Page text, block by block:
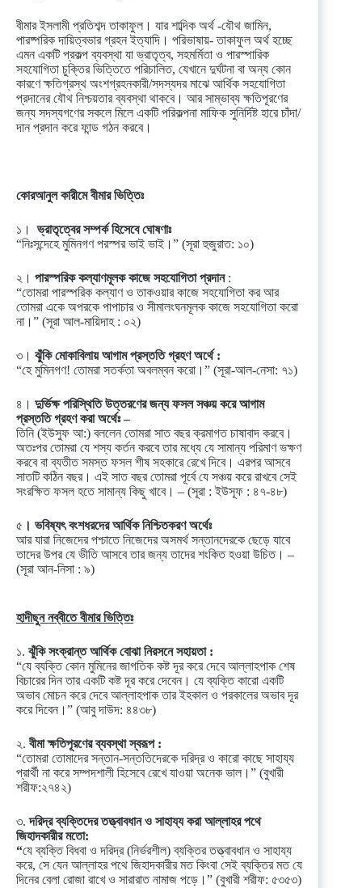
বীমার ইসলামী প্রতিশব্দ তাকাফুল। যার শাব্দিক অর্থ -যৌথ জামিন,
পারষ্পরিক দায়িত্বভার গ্রহন ইত্যাদি। পরিভাষায়- তাকাফুল অর্থ হচ্ছে
এমন একটি প্রকল্প ব্যবস্থা যা ভ্রাতৃত্ব, সহমর্মিতা ও পারস্পারিক
সহযোগিতা চুক্তির ভিত্তিতে পরিচালিত, যেখানে দুর্ঘটনা বা অন্য কোন
কারণে ক্ষতিগ্রস্থ অংশগ্রহনকারী/সদস্যদর মাঝে আর্থিক সহযোগিতা
প্রদানের যৌথ নিশ্চয়তার ব্যবস্থা থাকবে। আর সাম্ভাব্য ক্ষতিপূরণের
জন্য সদস্যগণের সকলে মিলে একটি পরিকল্পনা মাফিক সুনির্দিষ্ট হারে চাঁদা/
দান প্রদান করে ফান্ড গঠন করবে।
কোরআনুল কারীমে বীমার ভিত্তিঃ
১।ভ্রাতৃত্বের সম্পর্ক হিসেবে ঘোষণাঃ
“নিঃসন্দেহে মুমিনগণ পরস্পর ভাই ভাই।” (সূরা হুজুরাত: ১০)
২। পারস্পরিক কল্যাণমূলক কাজে সহযোগিতা প্রদান:
“তোমরা পারস্পরিক কল্যাণ ও তাকওয়ার কাজে সহযোগিতা কর আর
তোমরা একে অপরকে পাপাচার ও সীমালংঘনমূলক কাজে সহযোগিতা করো
না।” (সূরা আল-মায়িদাহ : ০২)
৩। ঝুঁকি মোকাবিলায় আগাম প্রস্ততি গ্রহণ অর্থে :
“হে মুমিনগণ! তোমরা সতর্কতা অবলম্বন করো।” (সূরা-আল-নেসা: ৭১)
৪। দুর্ভিক্ষ পরিস্থিতি উত্তরণের জন্য ফসল সঞ্চয় করে আগাম
প্রস্ততি গ্রহণ করা অর্থেঃ –
তিনি (ইউসুফ আ:) বললেন তোমরা সাত বছর ক্রমাগত চাষাবাদ করবে।
অতঃপর তোমরা যে শস্য কর্তন করবে তার মধ্যে যে সামান্য পরিমাণ ভক্ষণ
করবে বা ব্যতীত সমস্ত ফসল শীষ সহকারে রেখে দিবে। এরপর আসবে
সাতটি কঠিন বছর। এই সাত বছর তোমরা পূর্বে যে সঞ্চয় করে রাখবে সেই
সংরক্ষিত ফসল হতে সামান্য কিছু খাবে। – (সূরা : ইউসূফ : ৪৭-৪৮)
৫ । ভবিষ্যৎ বংশধরদের আর্থিক নিশ্চিতকরণ অর্থেঃ
আর যারা নিজেদের পশ্চাতে নিজেদের অসমর্থ সন্তানদেরকে ছেড়ে যাবে
তাদের উপর যে ভীতি আসবে তার জন্য তাদের শংকিত হওয়া উচিত। –
(সূরা আন-নিসা : ৯)
হাদীছুন নব্বীতে বীমার ভিত্তিঃ
১. ঝুঁকি সংক্রান্ত আর্থিক বোঝা নিরসনে সহায়তা :
“যে ব্যক্তি কোন মুমিনের জাগতিক কষ্ট দূর করে দেবে আল্লাহপাক শেষ
বিচারের দিন তার একটি কষ্ট দূর করে দেবেন। যে ব্যক্তি কারো একটি
অভাব মোচন করে দেবে আল্লাহপাক তার ইহকাল ও পরকালের অভাব দূর
করে দিবেন।” (আবু দাউদ: ৪৪৩৮)
২.বীমা ক্ষতিপূরণের ব্যবস্থা স্বরূপ :
“তোমরা তোমাদের সন্তান-সন্ততিদেরকে দরিদ্র ও কারো কাছে সাহায্য
প্রার্থী না করে সম্পদশালী হিসেবে রেখে যাওয়া অনেক ভাল।” (বুখারী
শরীফ:২৭৪২)
৩.দরিদ্র ব্যক্তিদের তত্ত্বাবধান ও সাহায্য করা আল্লাহর পথে
জিহাদকারীর মতো:
“যে ব্যক্তি বিধবা ও দরিদ্র (নির্ভরশীল) ব্যক্তির তত্ত্বাবধান ও সাহায্য
করে, সে যেন আল্লাহর পথে জিহাদকারীর মত কিংবা সেই ব্যক্তির মত যে
দিনের বেলা রোজা রাখে ও সারারাত নামাজ পড়ে।” (বুখারী শরীফ: ৫৩৫৩)